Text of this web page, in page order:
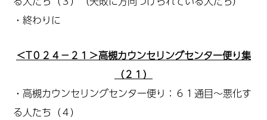
・終わりに
＜T０２４－２１＞高槻カウンセリングセンター便り集
（２１）
・高槻カウンセリングセンター便り：６１通目～悪化す
る人たち（４）